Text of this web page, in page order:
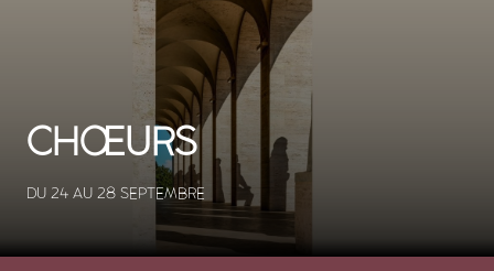
CHŒURS
DU 24 AU 28 SEPTEMBRE